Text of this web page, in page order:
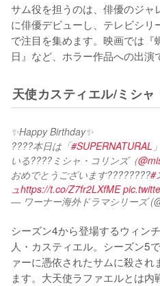
サム役を担うのは、俳優のジ
に俳優デビューし、テレビシリ
で注目を集めます。映画では
天使カスティエル/ミシャ
✨Happy Birthday✨
????本日は「#SUPERNATURAL
いる????ミシャ・コリンズ（
おめでとうございます????????#
ュhttps://t.co/Z7fr2LXfME
— ワーナー海外ドラマシリーズ
シーズン4から登場するウィン
人・カスティエル。シーズン5
ァーに憑依されたサムに殺さ
ます。大天使ラファエルとは内